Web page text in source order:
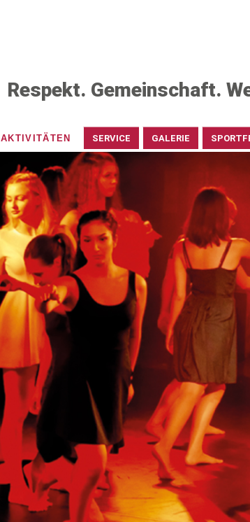
Respekt. Gemeinschaft.
AKTIVITÄTEN SERVICE GALERIE